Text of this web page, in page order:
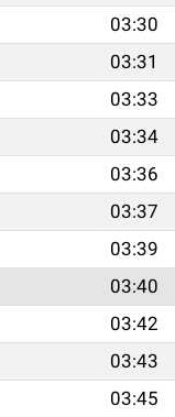
03:30
03:31
03:33
03:34
03:36
03:37
03:39
03:40
03:42
03:43
03:45